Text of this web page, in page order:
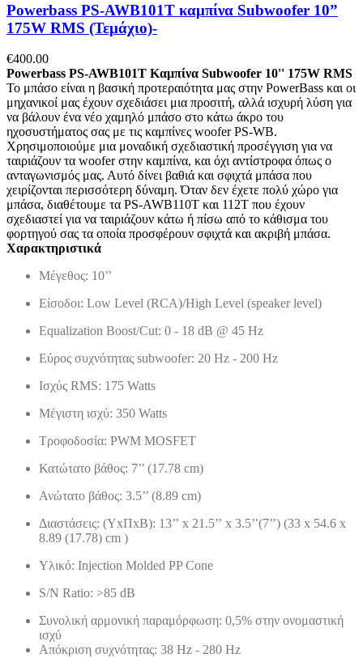
Powerbass PS-AWB101T καμπίνα Subwoofer 10”
175W RMS (Τεμάχιο)-
€400.00
Powerbass PS-AWB101T Καμπίνα Subwoofer 10'' 175W RMS
Το μπάσο είναι η βασική προτεραιότητα μας στην PowerBass και οι
μηχανικοί μας έχουν σχεδιάσει μια προσιτή, αλλά ισχυρή λύση για
να βάλουν ένα νέο χαμηλό μπάσο στο κάτω άκρο του
ηχοσυστήματος σας με τις καμπίνες woofer PS-WB.
Χρησιμοποιούμε μια μοναδική σχεδιαστική προσέγγιση για να
ταιριάζουν τα woofer στην καμπίνα, και όχι αντίστροφα όπως ο
ανταγωνισμός μας. Αυτό δίνει βαθιά και σφιχτά μπάσα που
χειρίζονται περισσότερη δύναμη. Όταν δεν έχετε πολύ χώρο για
μπάσα, διαθέτουμε τα PS-AWB110T και 112T που έχουν
σχεδιαστεί για να ταιριάζουν κάτω ή πίσω από το κάθισμα του
φορτηγού σας τα οποία προσφέρουν σφιχτά και ακριβή μπάσα.
Χαρακτηριστικά
Μέγεθος: 10’’
Είσοδοι: Low Level (RCA)/High Level (speaker level)
Equalization Boost/Cut: 0 - 18 dB @ 45 Hz
Εύρος συχνότητας subwoofer: 20 Hz - 200 Hz
Ισχύς RMS: 175 Watts
Μέγιστη ισχύ: 350 Watts
Τροφοδοσία: PWM MOSFET
Κατώτατο βάθος: 7’’ (17.78 cm)
Ανώτατο βάθος: 3.5’’ (8.89 cm)
Διαστάσεις: (ΥxΠxΒ): 13’’ x 21.5’’ x 3.5’’(7’’) (33 x 54.6 x
8.89 (17.78) cm )
Υλικό: Injection Molded PP Cone
S/N Ratio: >85 dB
Συνολική αρμονική παραμόρφωση: 0,5% στην ονομαστική
ισχύ
Απόκριση συχνότητας: 38 Hz - 280 Hz